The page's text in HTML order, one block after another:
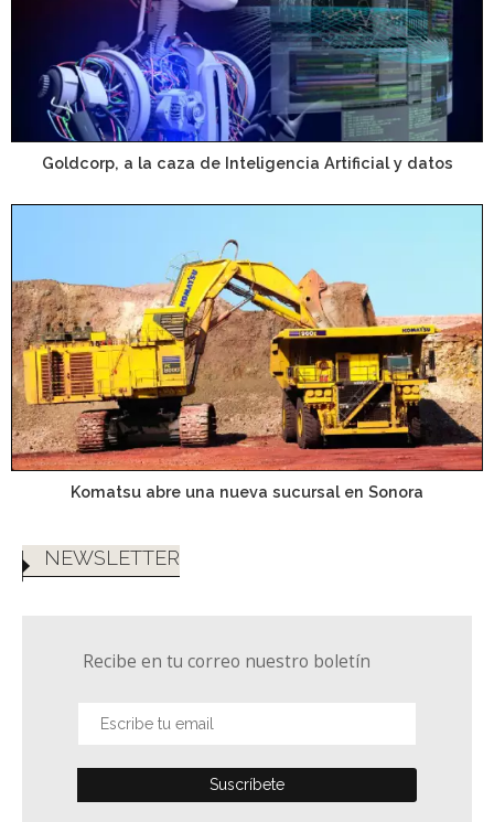
Goldcorp, a la caza de Inteligencia Artificial y datos
Komatsu abre una nueva sucursal en Sonora
NEWSLETTER
Recibe en tu correo nuestro boletín